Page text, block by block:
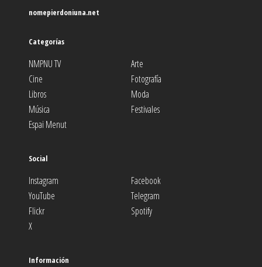
nomepierdoniuna.net
Categorías
NMPNU TV
Arte
Cine
Fotografía
Libros
Moda
Música
Festivales
Espai Menut
Social
Instagram
Facebook
YouTube
Telegram
Flickr
Spotify
X
Información